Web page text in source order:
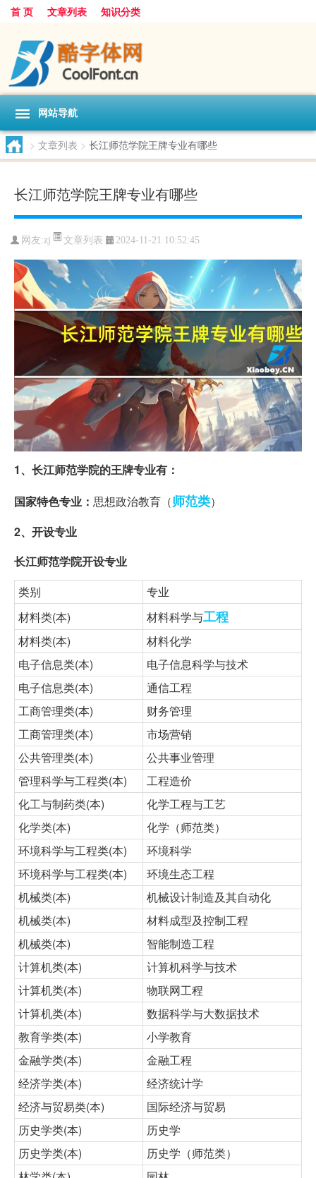
首 页 文章列表 知识分类
网站导航
> 文章列表 > 长江师范学院王牌专业有哪些
长江师范学院王牌专业有哪些
网友:zj 文章列表 2024-11-21 10:52:45
1、长江师范学院的王牌专业有：
国家特色专业： 思想政治教育（师范类）
2、开设专业
长江师范学院开设专业
类别
专业
材料类(本)
材料科学与工程
材料类(本)
材料化学
电子信息类(本)
电子信息科学与技术
电子信息类(本)
通信工程
工商管理类(本)
财务管理
工商管理类(本)
市场营销
公共管理类(本)
公共事业管理
管理科学与工程类(本)
工程造价
化工与制药类(本)
化学工程与工艺
化学类(本)
化学（师范类）
环境科学与工程类(本)
环境科学
环境科学与工程类(本)
环境生态工程
机械类(本)
机械设计制造及其自动化
机械类(本)
材料成型及控制工程
机械类(本)
智能制造工程
计算机类(本)
计算机科学与技术
计算机类(本)
物联网工程
计算机类(本)
数据科学与大数据技术
教育学类(本)
小学教育
金融学类(本)
金融工程
经济学类(本)
经济统计学
经济与贸易类(本)
国际经济与贸易
历史学类(本)
历史学
历史学类(本)
历史学（师范类）